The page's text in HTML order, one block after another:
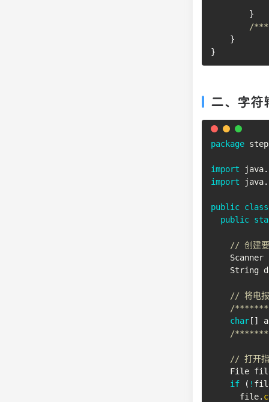
}
/
}
}
二、字符
package
import java.
import
java.
public class
public
// 创建要
Scanner
String
// 将电报
/
char[ ] a
/
// 打开指
File
if
( !
      file
.